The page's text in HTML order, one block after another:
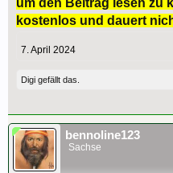
um den Beitrag lesen zu
kostenlos und dauert
7. April 2024
Digi gefällt das.
bennoline123
Sachse